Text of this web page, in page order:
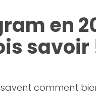
en
savoir
comment